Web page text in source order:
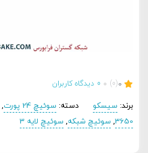
0
(0)
0 دیدگاه کاربران
برند: سیسکو دسته: سوئیچ 24 پورت ,
3650
,سوئیچ شبکه,سوئیچ لایه 3